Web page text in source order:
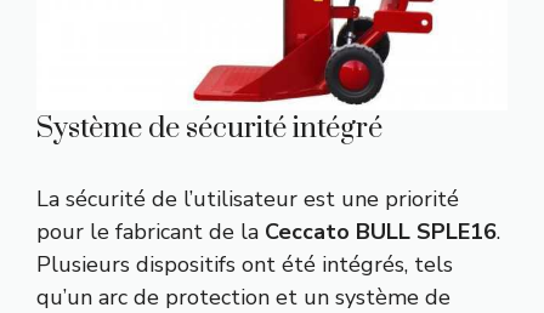
Système de sécurité intégré
La sécurité de l’utilisateur est une priorité
pour le fabricant de la Ceccato BULL SPLE16.
Plusieurs dispositifs ont été intégrés, tels
qu’un arc de protection et un système de